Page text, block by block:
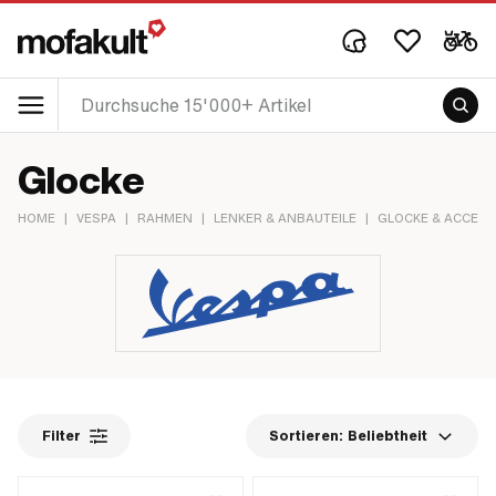
Glocke
HOME | VESPA | RAHMEN | LENKER & ANBAUTEILE | GLOCKE &
Filter Sortieren: Beliebtheit